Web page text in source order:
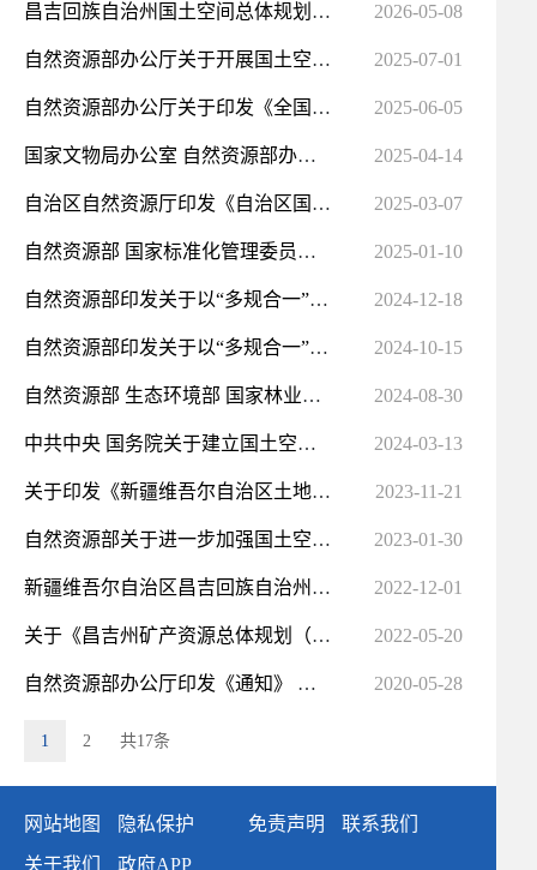
昌吉回族自治州国土空间总体规划（2021-2035年）批复文本 2026-05-08
自然资源部办公厅关于开展国土空间规划体检评估的通知 2025-07-01
自然资源部办公厅关于印发《全国国土空间规划实施监测网络建设工作方案（2023-2027年）》的通知 2025-06-05
国家文物局办公室 自然资源部办公厅 农业农村部办公厅关于加 强大遗址保... 2025-04-14
自治区自然资源厅印发《自治区国土空间详细规划管理办法（试行）》持续推进国土空间规划体系建设 2025-03-07
自然资源部 国家标准化管理委员会关于印发《国土空间规划标准体系建设三年行动计划（2025—2027年）》的通知 2025-01-10
自然资源部印发关于以“多规合一”为基础推进规划用地“多审合一、多证合一”改革的通知 2024-12-18
自然资源部印发关于以“多规合一”为基础推进规划用地“多审合一、多证合一”改革的通知 2024-10-15
自然资源部 生态环境部 国家林业和草原局关于加强生态保护红线管理的通知（试行） 2024-08-30
中共中央 国务院关于建立国土空间规划体系并监督实施的若干意见 2024-03-13
关于印发《新疆维吾尔自治区土地资源保护和开发利用“十四五”规划》的通知 2023-11-21
自然资源部关于进一步加强国土空间规划编制和实施管理的通知 2023-01-30
新疆维吾尔自治区昌吉回族自治州矿产资源总体规划（2021-2025年） 2022-12-01
关于《昌吉州矿产资源总体规划（2021-2025年）（征求意见稿）》公开征求意见的 公告 2022-05-20
自然资源部办公厅印发《通知》 加强国土空间规划监督管理 2020-05-28
1 2 共17条
网站地图 隐私保护 免责声明
联系我们
关于我们
政府APP